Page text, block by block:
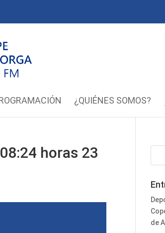
¿QUIÉNES SOMOS?
horas 23
de